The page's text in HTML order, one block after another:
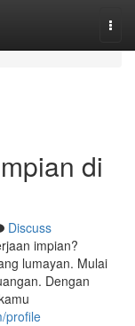
di
Discuss
impian?
lumayan. Mulai
Dengan
profile